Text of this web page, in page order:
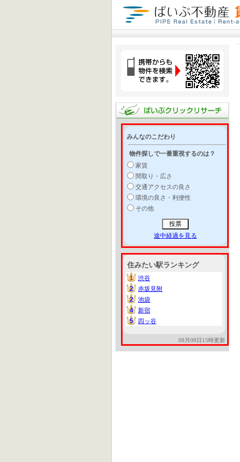
みんなのこだわり
物件探しで一番重視するのは？
家賃
間取り・広さ
交通アクセスの良さ
環境の良さ・利便性
その他
途中経過を見る
住みたい駅ランキング
1
1
渋谷
2
2
赤坂見附
2
2
池袋
4
4
新宿
5
5 四ッ谷
08月08日15時更新